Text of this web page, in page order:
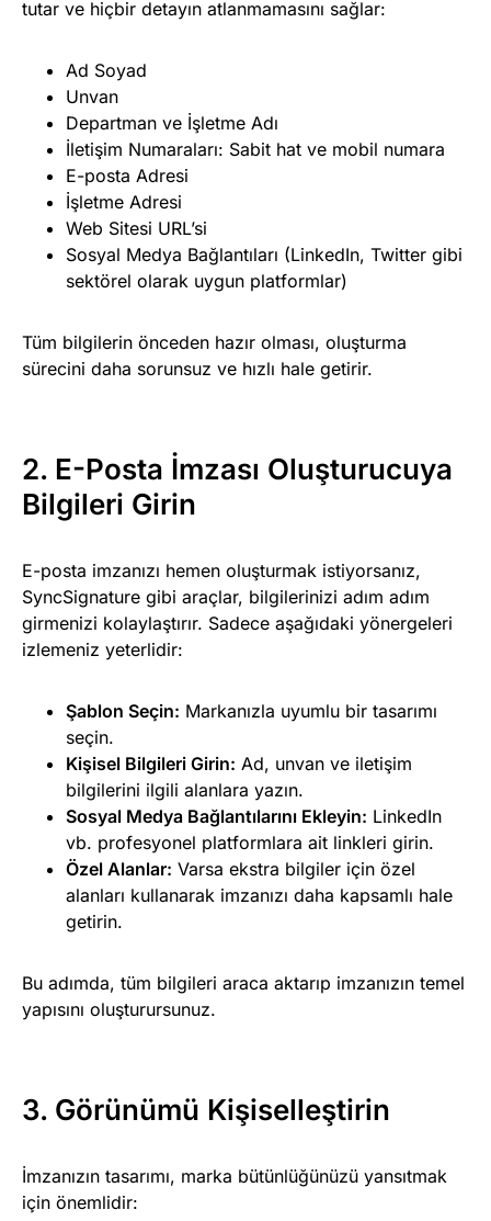
tutar ve hiçbir detayın atlanmamasını sağlar:
Ad Soyad
Unvan
Departman ve İşletme Adı
İletişim Numaraları: Sabit hat ve mobil numara
E-posta Adresi
İşletme Adresi
Web Sitesi URL’si
Sosyal Medya Bağlantıları (LinkedIn, Twitter gibi
sektörel olarak uygun platformlar)
Tüm bilgilerin önceden hazır olması, oluşturma
sürecini daha sorunsuz ve hızlı hale getirir.
2. E-Posta İmzası Oluşturucuya
Bilgileri Girin
E-posta imzanızı hemen oluşturmak istiyorsanız,
SyncSignature gibi araçlar, bilgilerinizi adım adım
girmenizi kolaylaştırır. Sadece aşağıdaki yönergeleri
izlemeniz yeterlidir:
Şablon Seçin: Markanızla uyumlu bir tasarımı
seçin.
Kişisel Bilgileri Girin: Ad, unvan ve iletişim
bilgilerini ilgili alanlara yazın.
Sosyal Medya Bağlantılarını Ekleyin: LinkedIn
vb. profesyonel platformlara ait linkleri girin.
Özel Alanlar: Varsa ekstra bilgiler için özel
alanları kullanarak imzanızı daha kapsamlı hale
getirin.
Bu adımda, tüm bilgileri araca aktarıp imzanızın temel
yapısını oluşturursunuz.
3. Görünümü Kişiselleştirin
İmzanızın tasarımı, marka bütünlüğünüzü yansıtmak
için önemlidir: